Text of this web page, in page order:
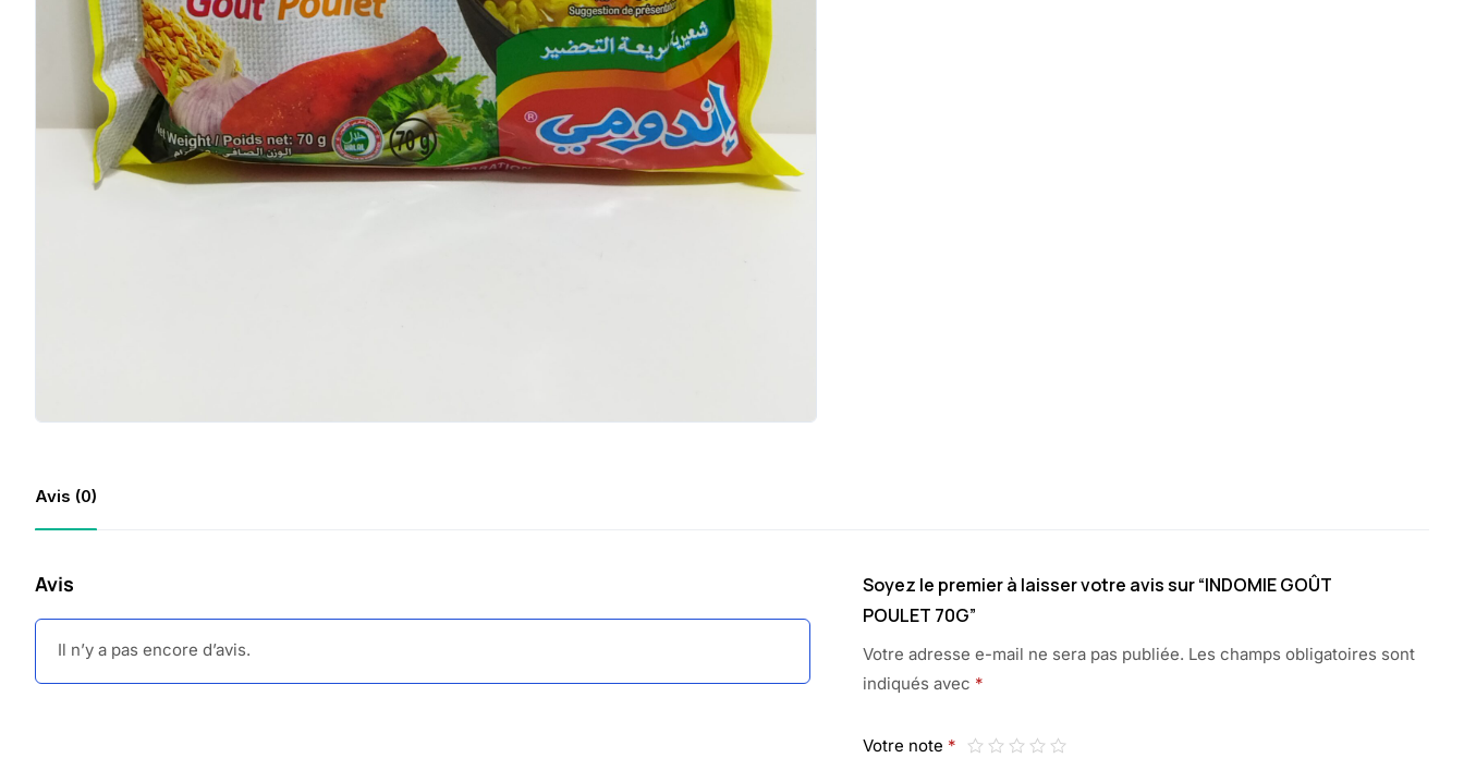
Avis (0)
Avis
Il n’y a pas encore d’avis.
Soyez le premier à laisser votre avis sur “INDOMIE GOÛT
POULET 70G”
Votre adresse e-mail ne sera pas publiée. Les champs obligatoires sont
indiqués avec *
Votre note *